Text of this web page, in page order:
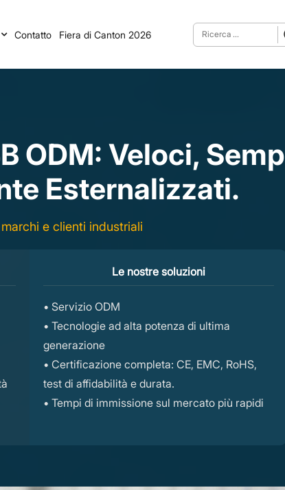
Contatto Fiera di Canton 2026
e clienti industriali
ODM: Veloci,
Esternalizzati.
Le nostre soluzioni
• Servizio ODM
• Tecnologie ad alta potenza di ultima
generazione
• Certificazione completa: CE, EMC, RoHS,
test di affidabilità e durata.
• Tempi di immissione sul mercato più rapidi